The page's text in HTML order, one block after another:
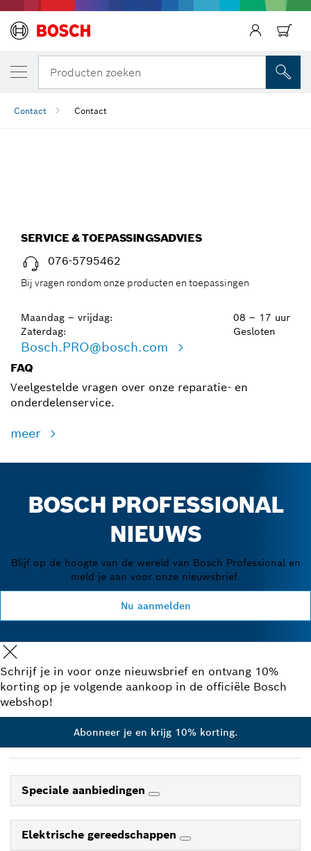
Producten zoeken
Contact Contact
SERVICE & TOEPASSINGSADVIES
076-5795462
Bij vragen rondom onze producten en toepassingen
Maandag – vrijdag:
Zaterdag:
08 – 17 uur
Gesloten
Bosch.PRO@bosch.com
FAQ
Veelgestelde vragen over onze reparatie- en
onderdelenservice.
meer
BOSCH PROFESSIONAL
NIEUWS
Blijf op de hoogte van de wereld van Bosch Professional en
meld je aan voor onze nieuwsbrief.
Nu aanmelden
Schrijf je in voor onze nieuwsbrief en ontvang 10%
korting op je volgende aankoop in de officiële Bosch
webshop!
Abonneer je en krijg 10% korting.
Speciale aanbiedingen
Elektrische gereedschappen